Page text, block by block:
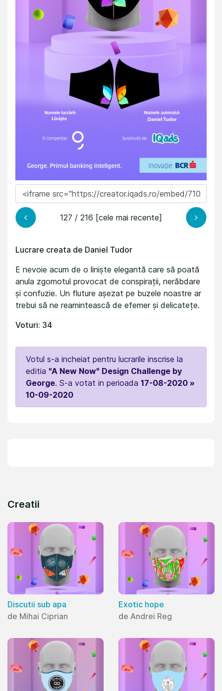
127 / 216 [cele mai recente]
Lucrare creata de Daniel Tudor
E nevoie acum de o liniște elegantă care să poată
anula zgomotul provocat de conspirații, nerăbdare
și confuzie. Un fluture așezat pe buzele noastre ar
trebui să ne reamintească de efemer și delicatețe.
Voturi: 34
Votul s-a incheiat pentru lucrarile inscrise la
editia "A New Now" Design Challenge by
George. S-a votat in perioada 17-08-2020 »
10-09-2020
Creatii
Discutii sub apa
de Mihai Ciprian
Exotic hope
de Andrei Reg